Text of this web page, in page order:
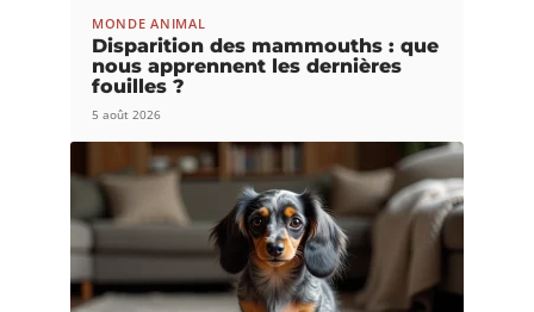
MONDE ANIMAL
Disparition des mammouths : que
nous apprennent les dernières
fouilles ?
5 août 2026